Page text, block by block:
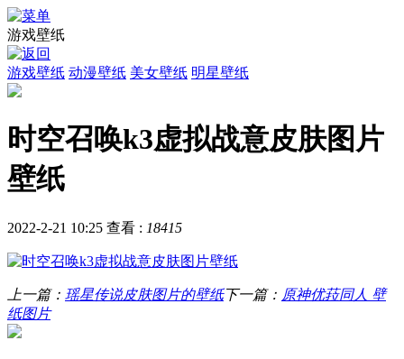
游戏壁纸
游戏壁纸 动漫壁纸 美女壁纸 明星壁纸
时空召唤k3虚拟战意皮肤图片
壁纸
2022-2-21 10:25 查看 : 18415
上一篇： 瑶星传说皮肤图片的壁纸下一篇： 原神优菈同人 壁
纸图片